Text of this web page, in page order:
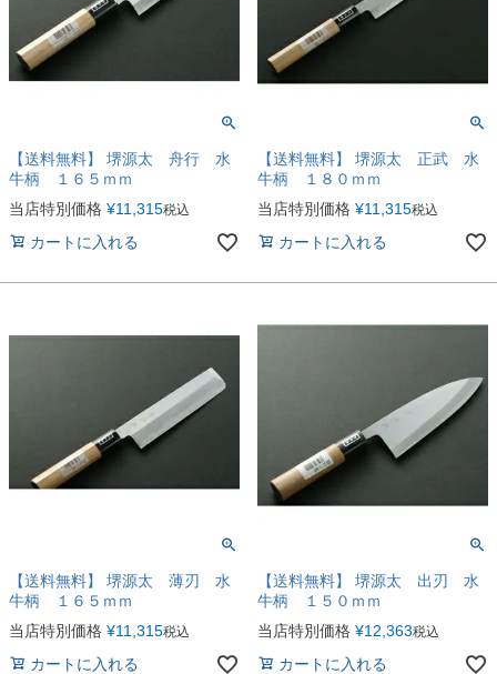
【送料無料】 堺源太 舟行 水
牛柄 １６５ｍｍ
当店特別価格 ¥11,315税込
カートに入れる
【送料無料】 堺源太 正武 水
牛柄 １８０ｍｍ
当店特別価格 ¥11,315税込
カートに入れる
【送料無料】 堺源太 薄刃 水
牛柄 １６５ｍｍ
当店特別価格 ¥11,315税込
カートに入れる
【送料無料】 堺源太 出刃 水
牛柄 １５０ｍｍ
当店特別価格 ¥12,363税込
カートに入れる